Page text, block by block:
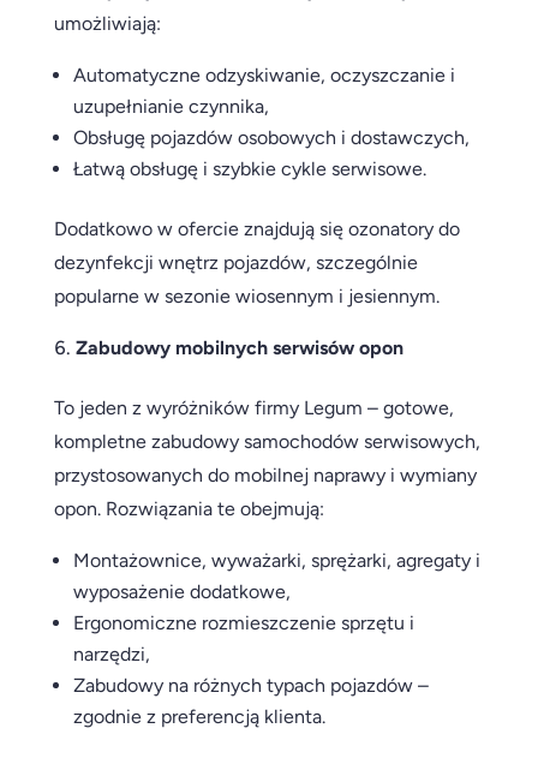
umożliwiają:
Automatyczne odzyskiwanie, oczyszczanie i
uzupełnianie czynnika,
Obsługę pojazdów osobowych i dostawczych,
Łatwą obsługę i szybkie cykle serwisowe.
Dodatkowo w ofercie znajdują się ozonatory do
dezynfekcji wnętrz pojazdów, szczególnie
popularne w sezonie wiosennym i jesiennym.
Zabudowy mobilnych serwisów opon
To jeden z wyróżników firmy Legum – gotowe,
kompletne zabudowy samochodów serwisowych,
przystosowanych do mobilnej naprawy i wymiany
opon. Rozwiązania te obejmują:
Montażownice, wyważarki, sprężarki, agregaty i
wyposażenie dodatkowe,
Ergonomiczne rozmieszczenie sprzętu i
narzędzi,
Zabudowy na różnych typach pojazdów –
zgodnie z preferencją klienta.